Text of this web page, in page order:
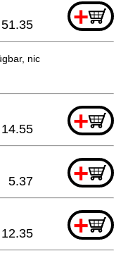
+
51.35
nicht bestellbar
+
14.55
+
5.37
+
12.35